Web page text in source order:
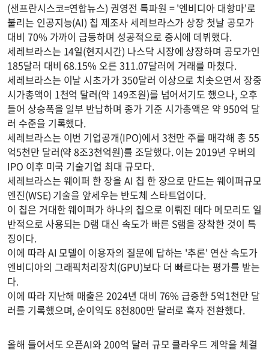
(샌프란시스코=연합뉴스) 권영전 특파원 = '엔비디아 대항마'로
불리는 인공지능(AI) 칩 제조사 세레브라스가 상장 첫날 공모가
대비 70% 가까이 급등하며 성공적으로 증시에 데뷔했다.
세레브라스는 14일(현지시간) 나스닥 시장에 상장하며 공모가인
185달러 대비 68.15% 오른 311.07달러에 거래를 마쳤다.
세레브라스는 이날 시초가가 350달러 이상으로 치솟으면서 장중
시가총액이 1천억 달러(약 149조원)를 넘어서기도 했으나, 오후
들어 상승폭을 일부 반납하며 종가 기준 시가총액은 약 950억 달
러 수준을 기록했다.
세레브라스는 이번 기업공개(IPO)에서 3천만 주를 매각해 총 55
억5천만 달러(약 8조3천억원)를 조달했다. 이는 2019년 우버의
IPO 이후 미국 기술기업 최대 규모다.
세레브라스는 웨이퍼 한 장을 AI 칩 한 장으로 만드는 웨이퍼규모
엔진(WSE) 기술을 앞세우는 반도체 스타트업이다.
이 칩은 거대한 웨이퍼가 하나의 칩으로 이뤄진 데다 메모리도 일
반적으로 사용되는 D램 대신 속도가 빠른 S램을 장착한 것이 특
징이다.
이에 따라 AI 모델이 이용자의 질문에 답하는 '추론' 연산 속도가
엔비디아의 그래픽처리장치(GPU)보다 더 빠르다는 평가를 받는
다.
이에 따라 지난해 매출은 2024년 대비 76% 급증한 5억1천만 달
러를 기록했으며, 순이익도 8천800만 달러로 흑자 전환했다.
올해 들어서도 오픈AI와 200억 달러 규모 클라우드 계약을 체결